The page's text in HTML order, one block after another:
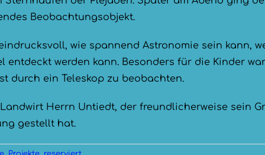
Beobachtungsobjekt.
wie spannend Astronomie sein kann,
entdeckt werden kann. Besonders für die Kinder
durch ein Teleskop zu beobachten.
Herrn Untiedt, der freundlicherweise sein
gestellt hat.